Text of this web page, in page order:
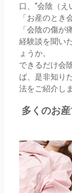
口、“会陰（え
「お産のとき
「会陰の傷が
経験談を聞い
ょうか。
できるだけ会
ば、是非知り
法をご紹介し
多くのお